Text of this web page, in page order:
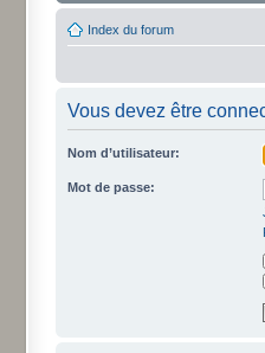
Index du forum
Vous devez être
Nom d’utilisateur:
Mot de passe: